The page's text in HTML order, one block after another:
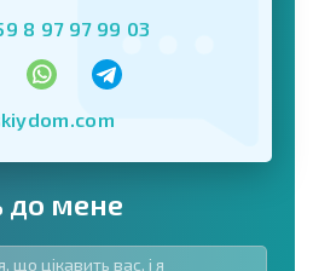
8 97 97 99 03
до мене